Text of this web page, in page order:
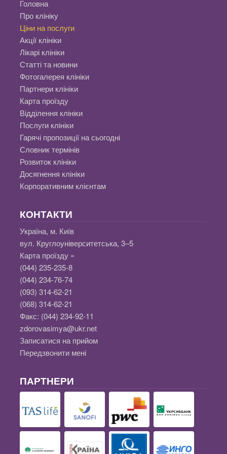
Головна
Про клініку
Ціни на послуги
Акції клініки
Лікарі клініки
Статті та новини
Фотогалерея клініки
Партнери клініки
Карта проїзду
Відділення клініки
Послуги клініки
Гарячі пропозиції на сьогодні
Словник термінів
Розвиток клініки
Досягнення клініки
Корпоративним клієнтам
КОНТАКТИ
Україна, м. Київ
вул. Круглоуніверситетська, 3–5
Карта проїзду »
(044) 235-235-8
(044) 234-76-74
(093) 314-62-21
(068) 314-62-21
Факс: (044) 234-92-11
zdorovasimya@ukr.net
Записатися на прийом
Передзвонити мені
ПАРТНЕРИ